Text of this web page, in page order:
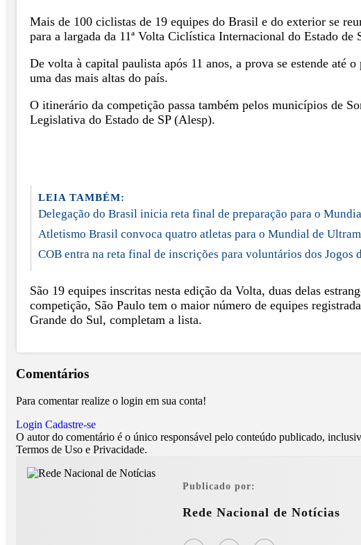
Mais de 100 ciclistas de 19 equipes do Brasil e do exterior se
para a largada da 11ª Volta Ciclística Internacional do Estado de
De volta à capital paulista após 11 anos, a prova se estende
uma das mais altas do país.
O itinerário da competição passa também pelos municípios de
Legislativa do Estado de SP (Alesp).
LEIA TAMBÉM:
Delegação do Brasil inicia reta final de preparação para o
Atletismo Brasil convoca quatro atletas para o Mundial de
COB entra na reta final de inscrições para voluntários dos Jogos
São 19 equipes inscritas nesta edição da Volta, duas delas
competição, São Paulo tem o maior número de equipes
Grande do Sul, completam a lista.
Comentários
Para comentar realize o login em sua conta!
Login Cadastre-se
O autor do comentário é o único responsável pelo conteúdo publicado,
Termos de Uso e Privacidade.
Publicado por:
Rede Nacional de Notícias